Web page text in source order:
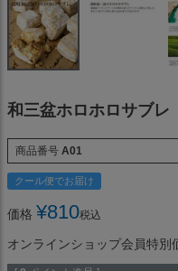
和三盆ホロホロサブ
商品番号 A01
クール便でお届け
価格 ¥810税込
オンラインショップ会員特別